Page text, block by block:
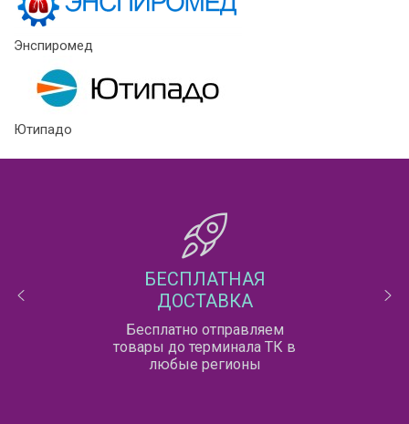
Энспиромед
Ютипадо
БЕСПЛАТНАЯ
ДОСТАВКА
Бесплатно отправляем
товары до терминала ТК в
любые регионы